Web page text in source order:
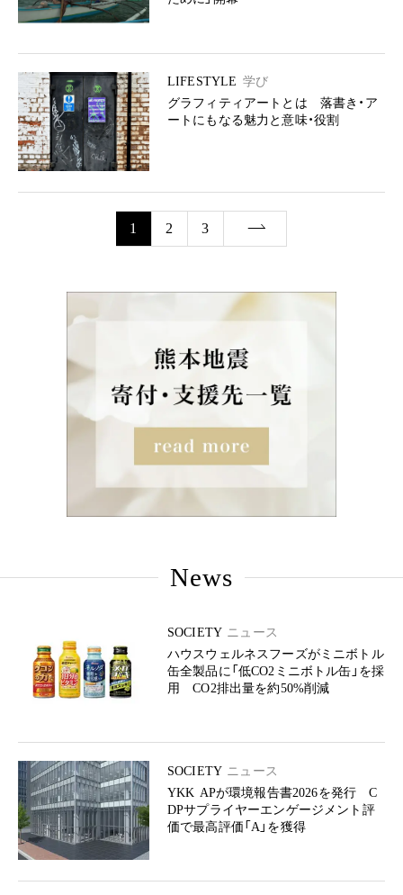
LIFESTYLE 学び
グラフィティアートとは 落書き・ア
ートにもなる魅力と意味・役割
1 2 3
News
SOCIETY ニュース
ハウスウェルネスフーズがミニボトル
缶全製品に「低CO2ミニボトル缶」を採
用 CO2排出量を約50%削減
SOCIETY ニュース
YKK APが環境報告書2026を発行 C
DPサプライヤーエンゲージメント評
価で最高評価「A」を獲得